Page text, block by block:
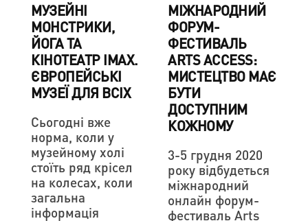
МУЗЕЙНІ
МОНСТРИКИ,
ЙОГА ТА
КІНОТЕАТР IMAX.
ЄВРОПЕЙСЬКІ
МУЗЕЇ ДЛЯ ВСІХ
Сьогодні вже
норма, коли у
музейному холі
стоїть ряд крісел
на колесах, коли
загальна
інформація
МІЖНАРОДНИЙ
ФОРУМ-
ФЕСТИВАЛЬ
ARTS ACCESS:
МИСТЕЦТВО МАЄ
БУТИ
ДОСТУПНИМ
КОЖНОМУ
3-5 грудня 2020
року відбудеться
міжнародний
онлайн форум-
фестиваль Arts